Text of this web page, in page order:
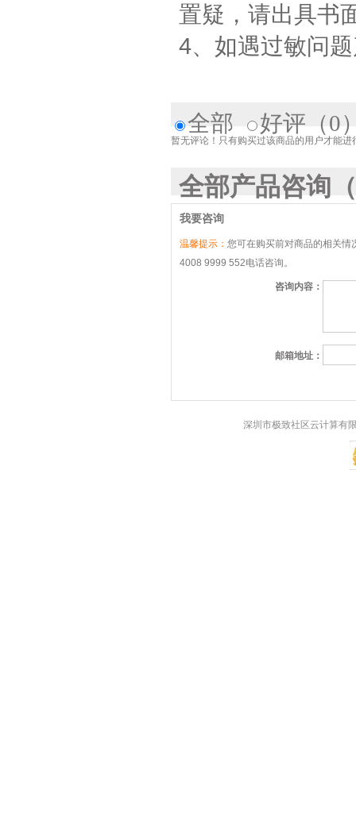
置疑，请出具书
4、如遇过敏问
全部 好评 （0
暂无评论！只有购买过该商品的用户才能进
全部产品咨询
我要咨询
温馨提示： 您可在购买前对商品的相关情
4008 9999 552电话咨询。
咨询内容：
邮箱地址：
深圳市极致社区云计算有